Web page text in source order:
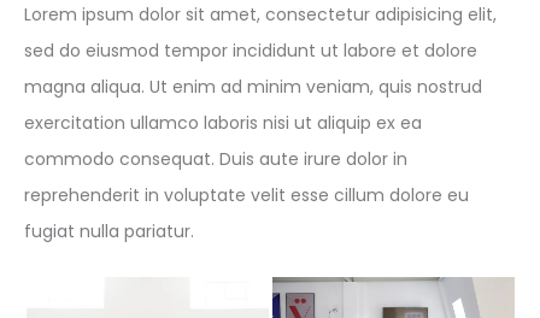
Lorem ipsum dolor sit amet, consectetur adipisicing elit,
sed do eiusmod tempor incididunt ut labore et dolore
magna aliqua. Ut enim ad minim veniam, quis nostrud
exercitation ullamco laboris nisi ut aliquip ex ea
commodo consequat. Duis aute irure dolor in
reprehenderit in voluptate velit esse cillum dolore eu
fugiat nulla pariatur.